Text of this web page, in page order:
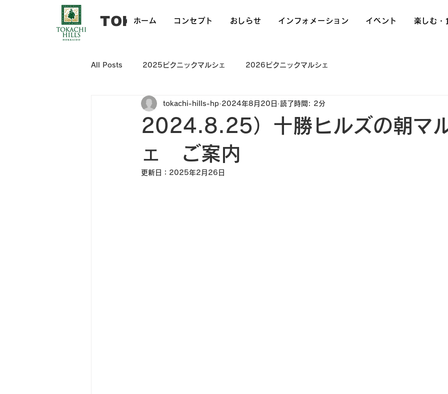
​TOKACHI HILLS
ホーム コンセプト おしらせ インフォメーション イベント 楽しむ・
All Posts 2025ピクニックマルシェ 2026ピクニックマルシェ
2024.8.25）十勝ヒルズの朝マ
ェ ご案内
tokachi-hills-hp 2024年8月20日 読了時間: 2分
更新日： 2025年2月26日